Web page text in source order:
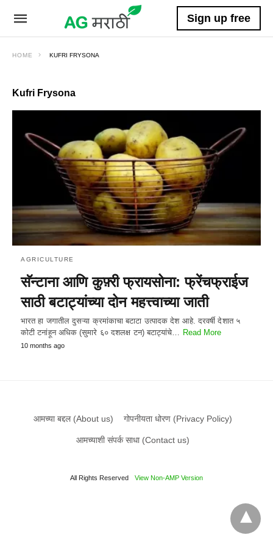
Sign up free
HOME KUFRI FRYSONA
Kufri Frysona
AGRICULTURE
सॅन्टाना आणि कुफ़्री फ्रायसोना: फ्रेंचफ्राईज
साठी बटाट्यांच्या दोन महत्त्वाच्या जाती
भारत हा जगातील दुसऱ्या क्रमांकाचा बटाटा उत्पादक देश आहे. दरवर्षी देशात ५
कोटी टनांहून अधिक (सुमारे ६० दशलक्ष टन) बटाट्यांचे… Read More
10 months ago
आमच्या बद्दल (About us) गोपनीयता धोरण (Privacy Policy)
आमच्याशी संपर्क साधा (Contact us)
All Rights Reserved View Non-AMP Version